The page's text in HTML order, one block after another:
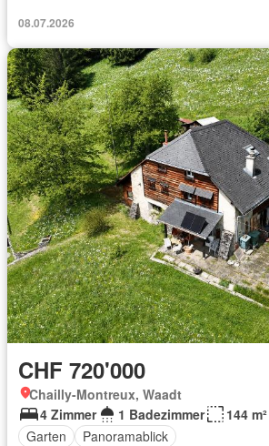
08.07.2026
CHF 720'000
Chailly-Montreux, Waadt
4 Zimmer
1 Badezimmer
144 m²
Garten
Panoramablick